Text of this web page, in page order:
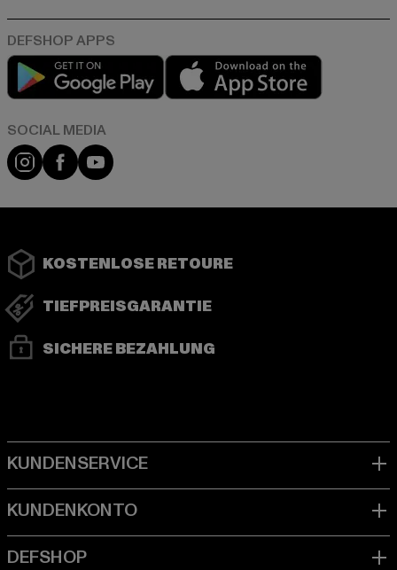
Play market
Instagram
FacebookYouTube
KOSTENLOSE RETOURE
TIEFPREISGARANTIE
SICHERE BEZAHLUNG